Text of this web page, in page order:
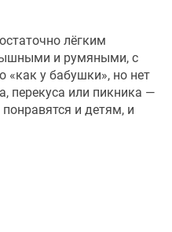
лёгким
и румяными, с
«как у бабушки», но нет
перекуса или пикника —
и детям, и